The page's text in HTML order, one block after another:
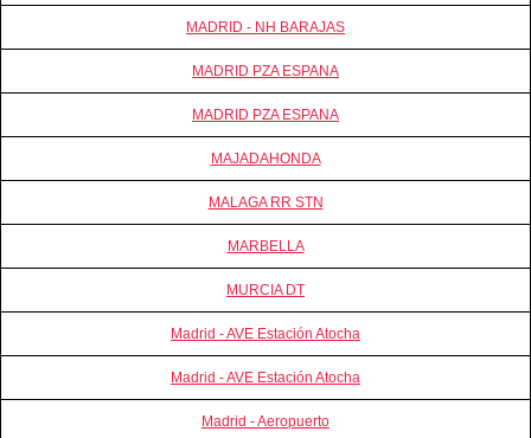
MADRID - NH BARAJAS
MADRID PZA ESPANA
MADRID PZA ESPANA
MAJADAHONDA
MALAGA RR STN
MARBELLA
MURCIA DT
Madrid - AVE Estación Atocha
Madrid - AVE Estación Atocha
Madrid - Aeropuerto